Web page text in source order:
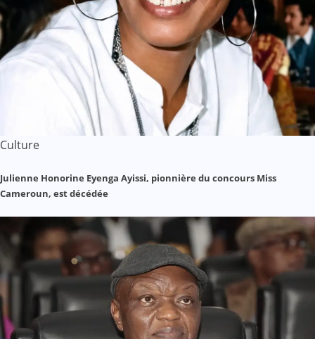
Culture
Julienne Honorine Eyenga Ayissi, pionnière du concours Miss
Cameroun, est décédée